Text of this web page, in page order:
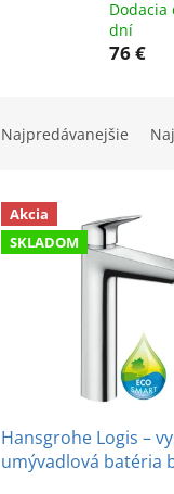
Dodacia
dní
76 €
n
Najpredávanejšie
V
p
Akcia
SKLADOM
Hansgrohe Logis –
umývadlová batéria